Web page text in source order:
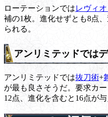
ローテーションではレヴィ
補の1枚。進化せずとも8点
られる。
アンリミテッドでは
アンリミテッドでは抜刀術+
が最も良さそうだ。要求カ
12点、進化を含むと16点が与